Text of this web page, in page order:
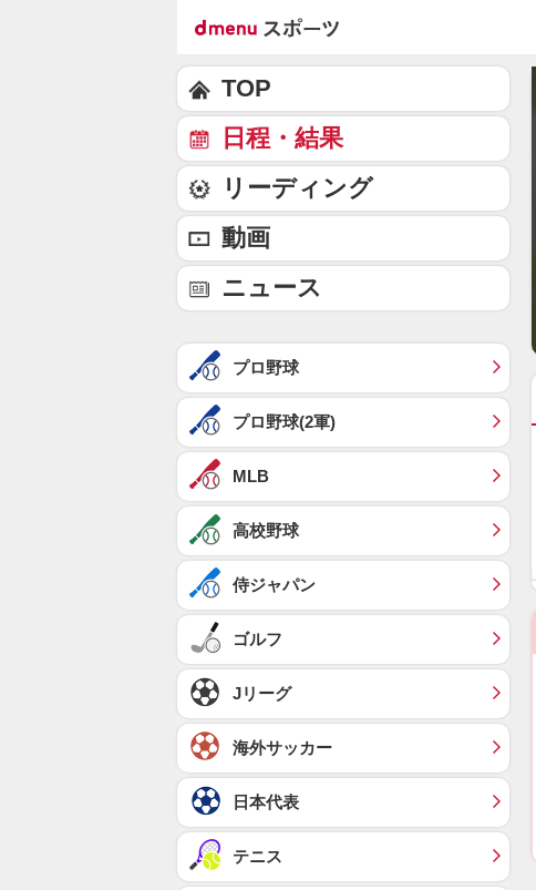
TOP
日程・結果
リーディング
動画
ニュース
プロ野球
プロ野球(2軍)
MLB
高校野球
侍ジャパン
ゴルフ
Jリーグ
海外サッカー
日本代表
テニス